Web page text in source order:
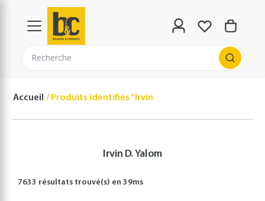
Recherche
Accueil Produits identifiés “Irvin D. Yalom”
Irvin D. Yalom
7633 résultats trouvé(s) en39ms